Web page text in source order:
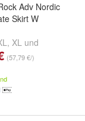
Adv Nordic
Skirt W
, XL und
(57,79 €/)